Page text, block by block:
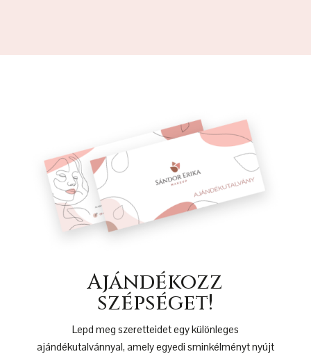
Ajándékozz
szépséget!
Lepd meg szeretteidet egy különleges
ajándékutalvánnyal, amely egyedi sminkélményt nyújt